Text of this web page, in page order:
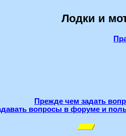
Лодки и
Прежде чем задать
вопросы в форуме и